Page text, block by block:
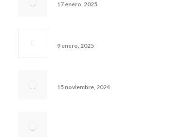
17 enero, 2025
9 enero, 2025
15 noviembre, 2024